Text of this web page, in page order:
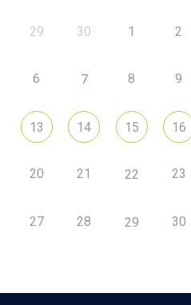
29 30 1 2
6 7 8 9
13 14 15 16
20 21 22 23
27 28 29 30